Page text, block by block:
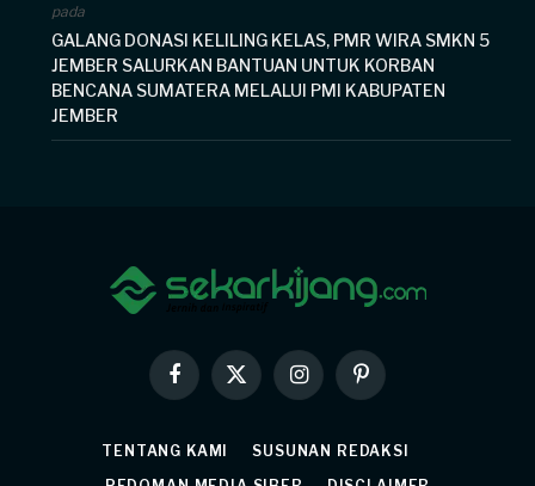
pada
GALANG DONASI KELILING KELAS, PMR WIRA SMKN 5
JEMBER SALURKAN BANTUAN UNTUK KORBAN
BENCANA SUMATERA MELALUI PMI KABUPATEN
JEMBER
Facebook
X
(Twitter)
InstagramPinterest
TENTANG KAMI
SUSUNAN REDAKSI